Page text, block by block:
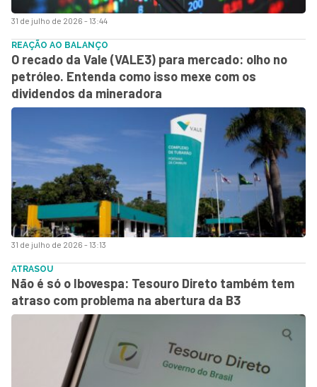
31 de julho de 2026 - 13:44
31 de julho de 2026 - 13:13
REAÇÃO AO BALANÇO
O recado da Vale (VALE3) para mercado: olho no
petróleo. Entenda como isso mexe com os
dividendos da mineradora
ATRASOU
Não é só o Ibovespa: Tesouro Direto também tem
atraso com problema na abertura da B3